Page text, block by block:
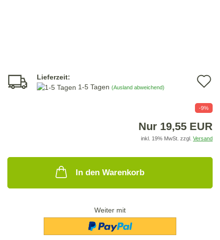
Lieferzeit:
1-5 Tagen (Ausland abweichend)
-9%
Nur 19,55 EUR
inkl. 19% MwSt. zzgl. Versand
In den Warenkorb
Weiter mit